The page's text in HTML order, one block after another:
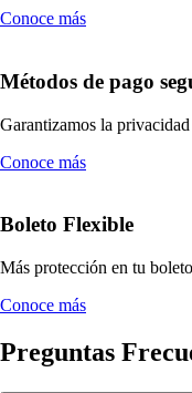
Conoce más
Métodos de pago
Garantizamos la
Conoce más
Boleto Flexible
Más protección en tu
Conoce más
Preguntas